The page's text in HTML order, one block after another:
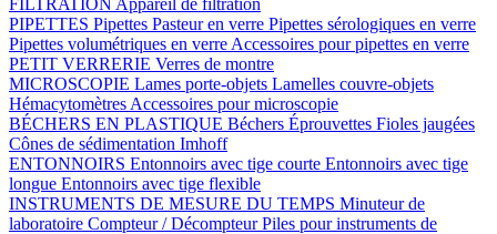
FILTRATION Appareil de filtration
PIPETTES Pipettes Pasteur en verre Pipettes sérologiques en verre
Pipettes volumétriques en verre Accessoires pour pipettes en verre
PETIT VERRERIE Verres de montre
MICROSCOPIE Lames porte-objets Lamelles couvre-objets
Hémacytomètres Accessoires pour microscopie
BÉCHERS EN PLASTIQUE Béchers Éprouvettes Fioles jaugées
Cônes de sédimentation Imhoff
ENTONNOIRS Entonnoirs avec tige courte Entonnoirs avec tige
longue Entonnoirs avec tige flexible
INSTRUMENTS DE MESURE DU TEMPS Minuteur de
laboratoire Compteur / DécompteurPiles pour instruments de